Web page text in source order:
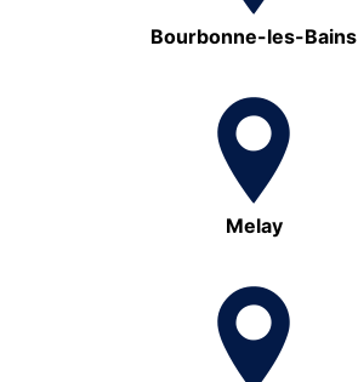
Bourbonne-les-Bains
Melay